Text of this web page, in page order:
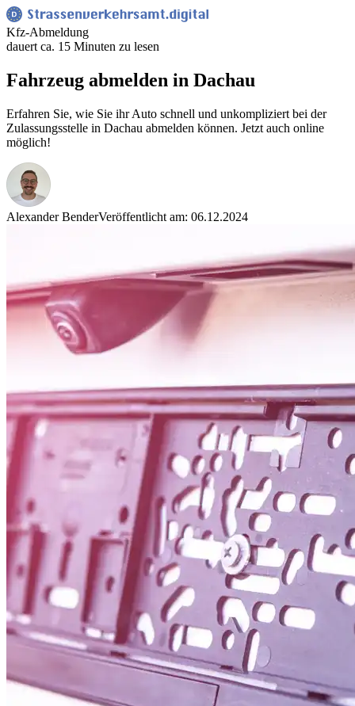
Kfz-Abmeldung
dauert ca. 15 Minuten zu lesen
Fahrzeug abmelden in Dachau
Erfahren Sie, wie Sie ihr Auto schnell und unkompliziert bei der
Zulassungsstelle in Dachau abmelden können. Jetzt auch online
möglich!
Alexander BenderVeröffentlicht am: 06.12.2024